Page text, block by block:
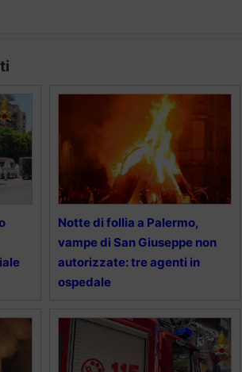
Notte di follia a Palermo,
vampe di San Giuseppe non
autorizzate: tre agenti in
ospedale